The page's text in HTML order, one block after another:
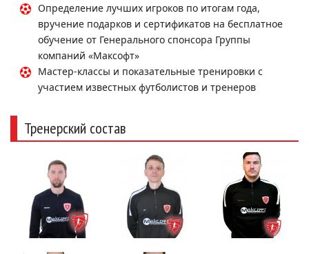
Определение лучших игроков по итогам года,
вручение подарков и сертификатов на бесплатное
обучение от Генерального спонсора Группы
компаний «Максофт»
Мастер-классы и показательные тренировки с
участием известных футболистов и тренеров
Тренерский состав